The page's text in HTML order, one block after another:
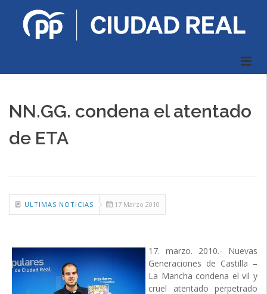
NN.GG. condena el atentado
de ETA
ULTIMAS NOTICIAS 17 Marzo 2010
17. marzo. 2010.- Nuevas
Generaciones de Castilla –
La Mancha condena el vil y
cruel atentado perpetrado